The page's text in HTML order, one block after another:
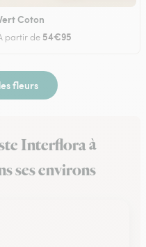
Coton
partir de 54€95
fleurs
Interflora à
ses environs